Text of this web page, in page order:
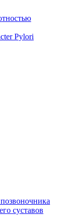
Pylori
суставов